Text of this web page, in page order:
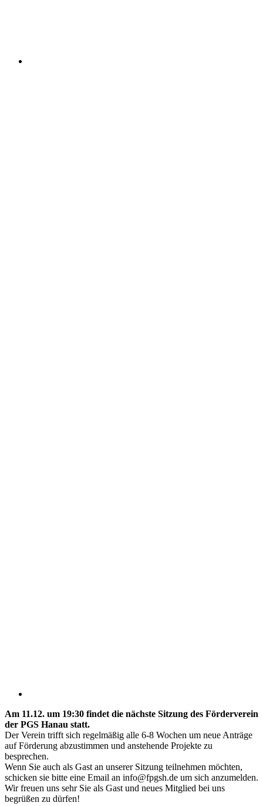
Am 11.12. um 19:30 findet die nächste Sitzung des Förderverein
der PGS Hanau statt.
Der Verein trifft sich regelmäßig alle 6-8 Wochen um neue Anträge
auf Förderung abzustimmen und anstehende Projekte zu
besprechen.
Wenn Sie auch als Gast an unserer Sitzung teilnehmen möchten,
schicken sie bitte eine Email an info@fpgsh.de um sich anzumelden.
Wir freuen uns sehr Sie als Gast und neues Mitglied bei uns
begrüßen zu dürfen!